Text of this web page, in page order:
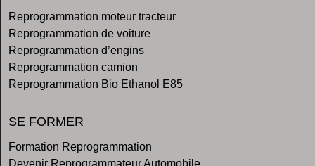
Reprogrammation moteur tracteur
Reprogrammation de voiture
Reprogrammation d’engins
Reprogrammation camion
Reprogrammation Bio Ethanol E85
SE FORMER
Formation Reprogrammation
Devenir Reprogrammateur Automobile